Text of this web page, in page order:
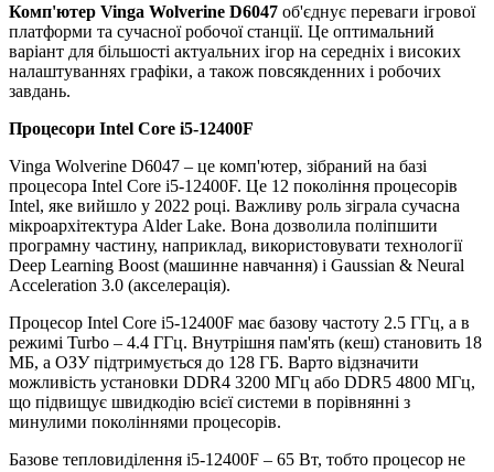
Комп'ютер Vinga Wolverine D6047 об'єднує переваги ігрової
платформи та сучасної робочої станції. Це оптимальний
варіант для більшості актуальних ігор на середніх і високих
налаштуваннях графіки, а також повсякденних і робочих
завдань.
Процесори Intel Core i5-12400F
Vinga Wolverine D6047 – це комп'ютер, зібраний на базі
процесора Intel Core i5-12400F. Це 12 покоління процесорів
Intel, яке вийшло у 2022 році. Важливу роль зіграла сучасна
мікроархітектура Alder Lake. Вона дозволила поліпшити
програмну частину, наприклад, використовувати технології
Deep Learning Boost (машинне навчання) і Gaussian & Neural
Acceleration 3.0 (акселерація).
Процесор Intel Core i5-12400F має базову частоту 2.5 ГГц, а в
режимі Turbo – 4.4 ГГц. Внутрішня пам'ять (кеш) становить 18
МБ, а ОЗУ підтримується до 128 ГБ. Варто відзначити
можливість установки DDR4 3200 МГц або DDR5 4800 МГц,
що підвищує швидкодію всієї системи в порівнянні з
минулими поколіннями процесорів.
Базове тепловиділення i5-12400F – 65 Вт, тобто процесор не